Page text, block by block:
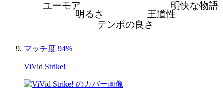
明快な物語
王道性
テンポの良さ
明るさ
ユーモア
マッチ度 94%
ViVid Strike!